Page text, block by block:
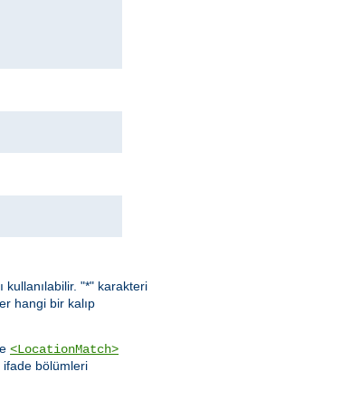
kullanılabilir. "*" karakteri
hangi bir kalıp
<LocationMatch>
ifade bölümleri